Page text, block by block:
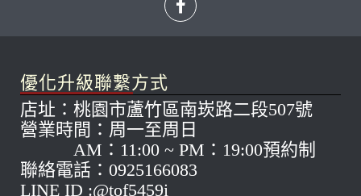
優化升級聯繫方式
店址：桃園市蘆竹區南崁路二段507號
營業時間：周一至周日
AM：11:00 ~ PM：19:00預約制
聯絡電話：0925166083
LINE ID :@tof5459i